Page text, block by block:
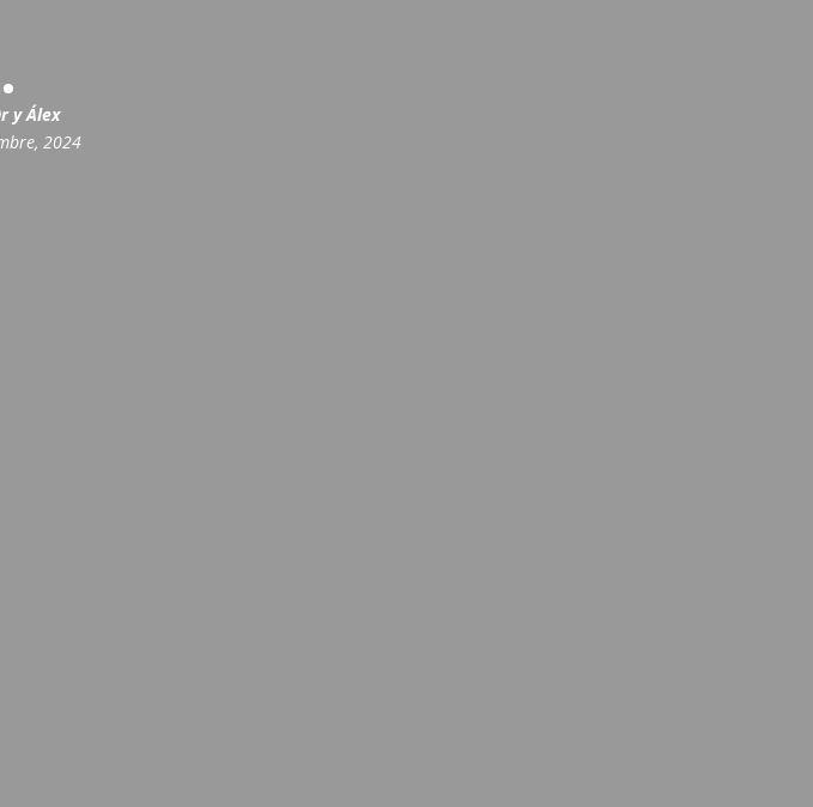
y Álex
2024